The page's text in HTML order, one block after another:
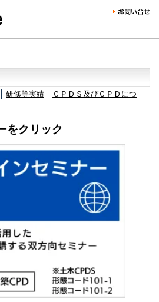
研修等実績
ＣＰＤＳ及びＣＰＤにつ
をクリック